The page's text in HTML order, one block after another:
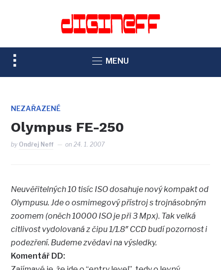
TOGGLE
SIDEBAR
NAVIGATION
MENU
NEZAŘAZENÉ
Olympus FE-250
by Ondřej Neff on24. 1. 2007
Neuvěřitelných 10 tisíc ISO dosahuje nový kompakt od
Olympusu. Jde o osmimegový přístroj s trojnásobným
zoomem (oněch 10000 ISO je při 3 Mpx). Tak velká
citlivost vydolovaná z čipu 1/1.8″ CCD budí pozornost i
podezření. Budeme zvědavi na výsledky.
Komentář DD: